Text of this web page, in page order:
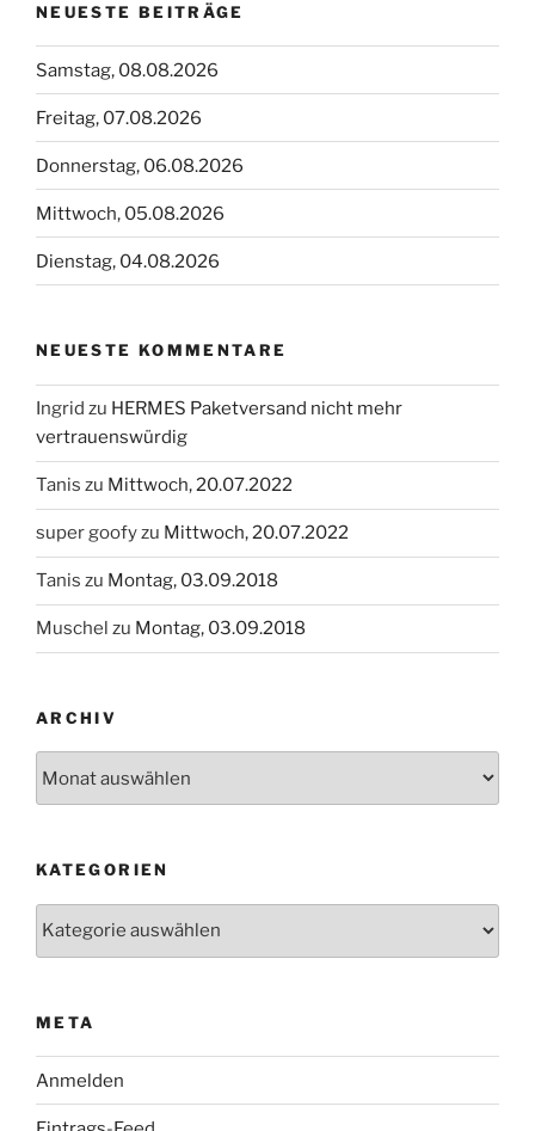
NEUESTE BEITRÄGE
Samstag, 08.08.2026
Freitag, 07.08.2026
Donnerstag, 06.08.2026
Mittwoch, 05.08.2026
Dienstag, 04.08.2026
NEUESTE KOMMENTARE
Ingrid zu HERMES Paketversand nicht mehr
vertrauenswürdig
Tanis zu Mittwoch, 20.07.2022
super goofyzu Mittwoch, 20.07.2022
Tanis zu Montag, 03.09.2018
Muschel zu Montag, 03.09.2018
ARCHIV
KATEGORIEN
META
Anmelden